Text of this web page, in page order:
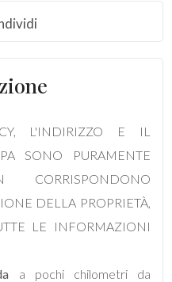
L'INDIRIZZO E IL
SONO PURAMENTE
DELLA PROPRIETÀ,
LE INFORMAZIONI
a pochi chilometri da